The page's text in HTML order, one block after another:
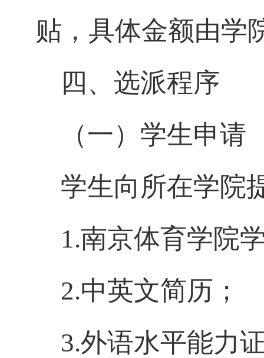
贴，具体金额由学
四、选派程序
（一）学生申请
学生向所在学院
1.南京体育学院
2.中英文简历；
3.外语水平能力